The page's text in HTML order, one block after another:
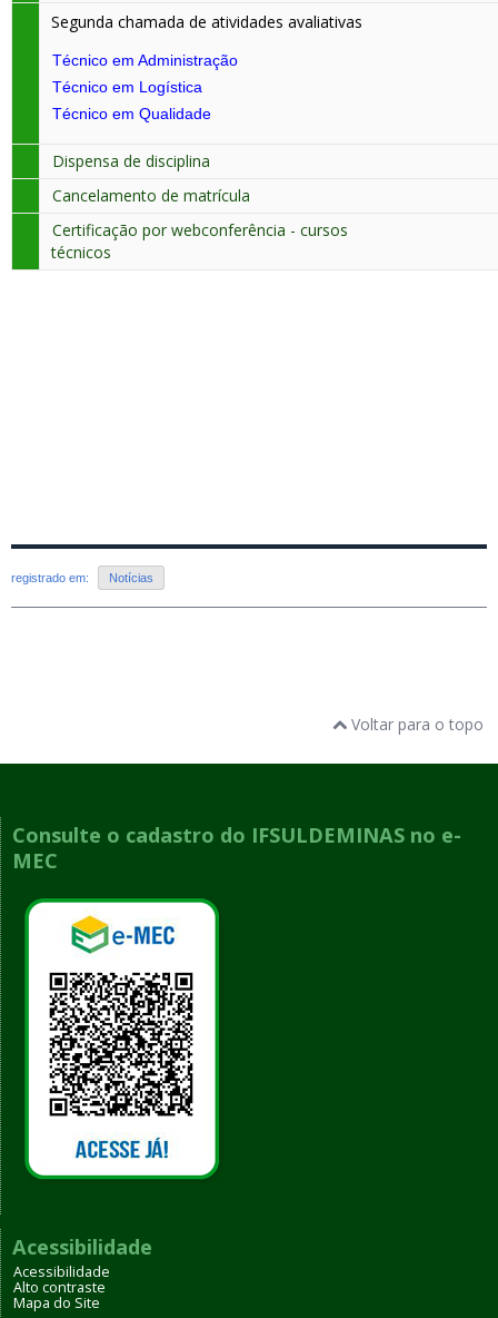
Segunda chamada de atividades avaliativas
Técnico em Administração
Técnico em Logística
Técnico em Qualidade
Dispensa de disciplina
Cancelamento de matrícula
Certificação por webconferência - cursos
técnicos
registrado em: Notícias
Voltar para o topo
Consulte o cadastro do IFSULDEMINAS no e-
MEC
Acessibilidade
Acessibilidade
Alto contraste
Mapa do Site